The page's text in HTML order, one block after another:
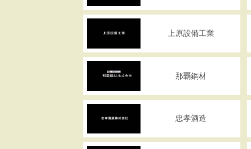
上原設備工業
那覇鋼材
忠孝酒造